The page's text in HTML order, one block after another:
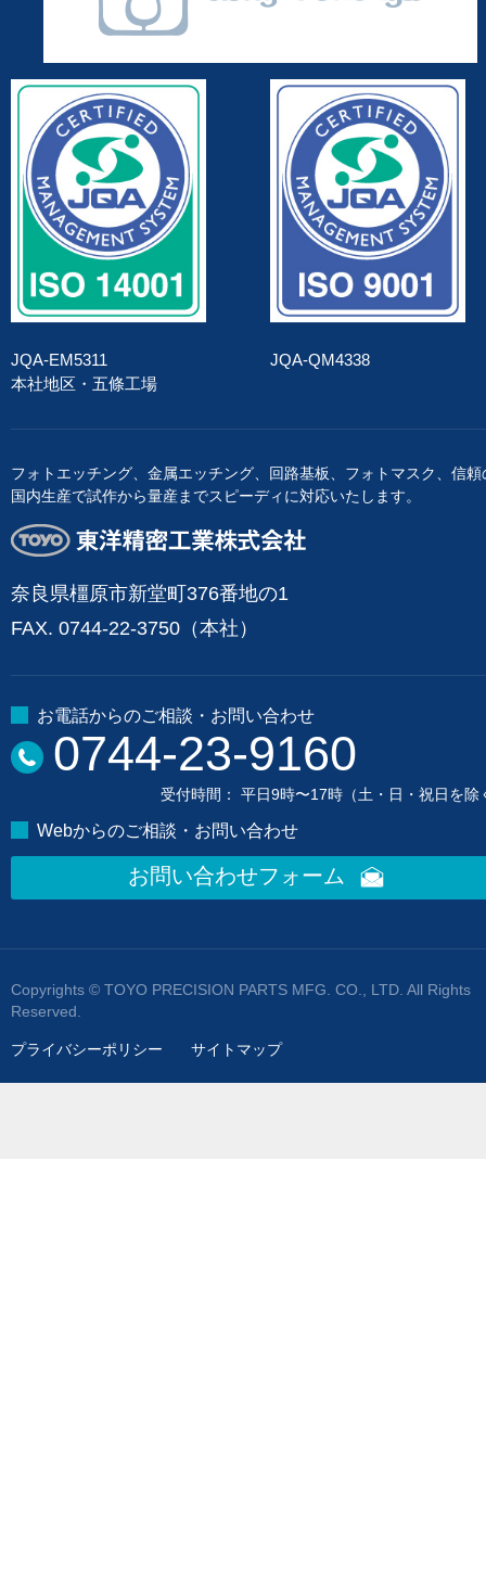
JQA-EM5311
本社地区・五條工場
JQA-QM4338
フォトエッチング、金属エッチング、回路基板、フォトマスク、信頼
国内生産で試作から量産までスピーディに対応いたします。
奈良県橿原市新堂町376番地の1
FAX. 0744-22-3750（本社）
お電話からのご相談・お問い合わせ
0744-23-9160
受付時間： 平日9時〜17時（土・日・祝日を除
Webからのご相談・お問い合わせ
お問い合わせフォーム
Copyrights © TOYO PRECISION PARTS MFG. CO., LTD. All Rights
Reserved.
プライバシーポリシー サイトマップ